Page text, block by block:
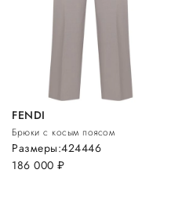
FENDI
Брюки с косым поясом
186 000 руб.
Размеры:424446